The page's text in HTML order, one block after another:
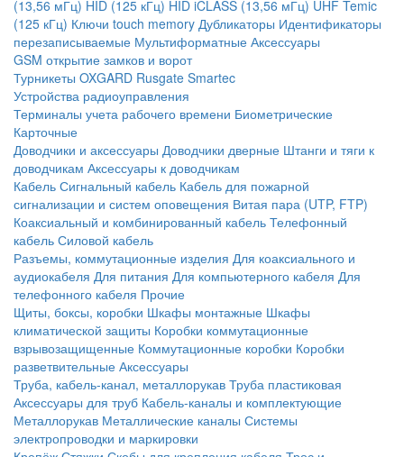
(13,56 мГц) HID (125 кГц) HID iCLASS (13,56 мГц) UHF Temic
(125 кГц) Ключи touch memory Дубликаторы Идентификаторы
перезаписываемые Мультиформатные Аксессуары
GSM открытие замков и ворот
Турникеты OXGARD Rusgate Smartec
Устройства радиоуправления
Терминалы учета рабочего времени Биометрические
Карточные
Доводчики и аксессуары Доводчики дверные Штанги и тяги к
доводчикам Аксессуары к доводчикам
Кабель Сигнальный кабель Кабель для пожарной
сигнализации и систем оповещения Витая пара (UTP, FTP)
Коаксиальный и комбинированный кабель Телефонный
кабель Силовой кабель
Разъемы, коммутационные изделия Для коаксиального и
аудиокабеля Для питания Для компьютерного кабеля Для
телефонного кабеля Прочие
Щиты, боксы, коробки Шкафы монтажные Шкафы
климатической защиты Коробки коммутационные
взрывозащищенные Коммутационные коробки Коробки
разветвительные Аксессуары
Труба, кабель-канал, металлорукав Труба пластиковая
Аксессуары для труб Кабель-каналы и комплектующие
Металлорукав Металлические каналы Системы
электропроводки и маркировки